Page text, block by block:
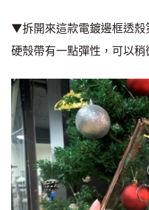
▼拆開來這款電鍍邊框透殼
硬殼帶有一點彈性，可以稍